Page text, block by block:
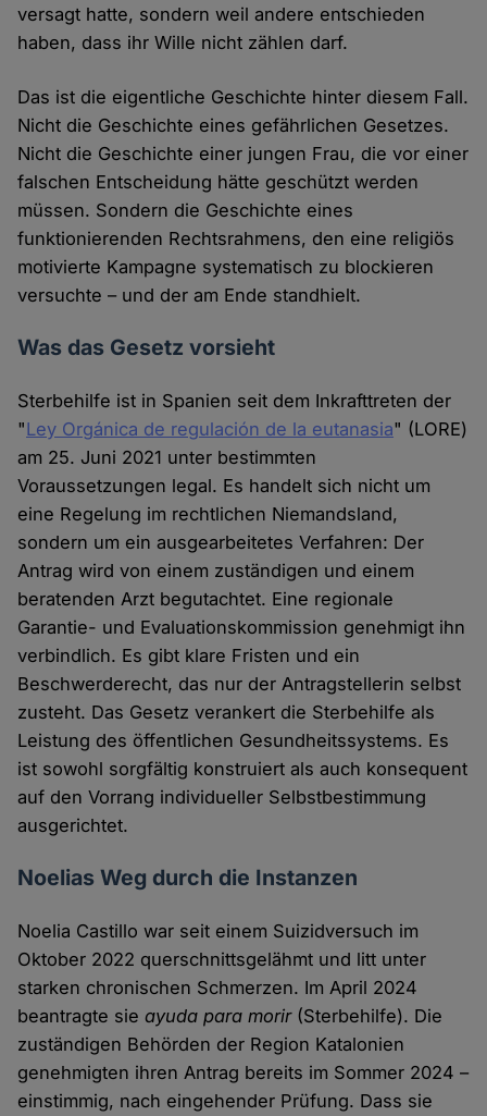
versagt hatte, sondern weil andere entschieden
haben, dass ihr Wille nicht zählen darf.
Das ist die eigentliche Geschichte hinter diesem Fall.
Nicht die Geschichte eines gefährlichen Gesetzes.
Nicht die Geschichte einer jungen Frau, die vor einer
falschen Entscheidung hätte geschützt werden
müssen. Sondern die Geschichte eines
funktionierenden Rechtsrahmens, den eine religiös
motivierte Kampagne systematisch zu blockieren
versuchte – und der am Ende standhielt.
Was das Gesetz vorsieht
Sterbehilfe ist in Spanien seit dem Inkrafttreten der
"Ley Orgánica de regulación de la eutanasia" (LORE)
am 25. Juni 2021 unter bestimmten
Voraussetzungen legal. Es handelt sich nicht um
eine Regelung im rechtlichen Niemandsland,
sondern um ein ausgearbeitetes Verfahren: Der
Antrag wird von einem zuständigen und einem
beratenden Arzt begutachtet. Eine regionale
Garantie- und Evaluationskommission genehmigt ihn
verbindlich. Es gibt klare Fristen und ein
Beschwerderecht, das nur der Antragstellerin selbst
zusteht. Das Gesetz verankert die Sterbehilfe als
Leistung des öffentlichen Gesundheitssystems. Es
ist sowohl sorgfältig konstruiert als auch konsequent
auf den Vorrang individueller Selbstbestimmung
ausgerichtet.
Noelias Weg durch die Instanzen
Noelia Castillo war seit einem Suizidversuch im
Oktober 2022 querschnittsgelähmt und litt unter
starken chronischen Schmerzen. Im April 2024
beantragte sieayuda para morir(Sterbehilfe). Die
zuständigen Behörden der Region Katalonien
genehmigten ihren Antrag bereits im Sommer 2024 –
einstimmig, nach eingehender Prüfung. Dass sie